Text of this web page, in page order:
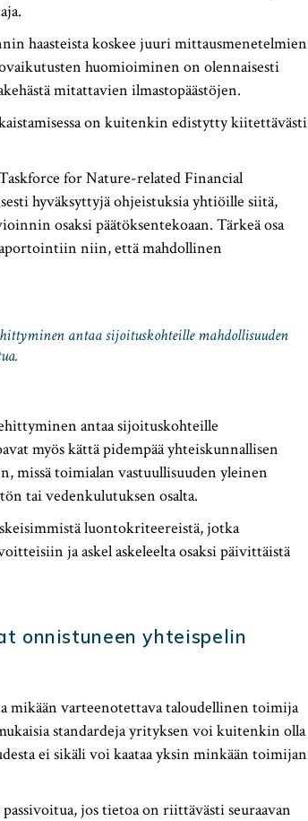
haasteista koskee juuri mittausmenetelmien
huomioiminen on olennaisesti
mitattavien ilmastopäästöjen.
on kuitenkin edistytty kiitettävästi
for Nature-related Financial
hyväksyttyjä ohjeistuksia yhtiöille siitä,
osaksi päätöksentekoaan. Tärkeä osa
niin, että mahdollinen
antaa sijoituskohteille mahdollisuuden
antaa sijoituskohteille
myös kättä pidempää yhteiskunnallisen
missä toimialan vastuullisuuden yleinen
tai vedenkulutuksen osalta.
luontokriteereistä, jotka
ja askel askeleelta osaksi päivittäistä
onnistuneen yhteispelin
mikään varteenotettava taloudellinen toimija
standardeja yrityksen voi kuitenkin olla
ei sikäli voi kaataa yksin minkään toimijan
jos tietoa on riittävästi seuraavan